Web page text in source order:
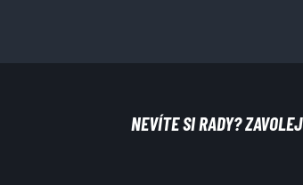
NEVÍTE SI RADY?